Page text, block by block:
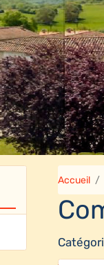
Accueil